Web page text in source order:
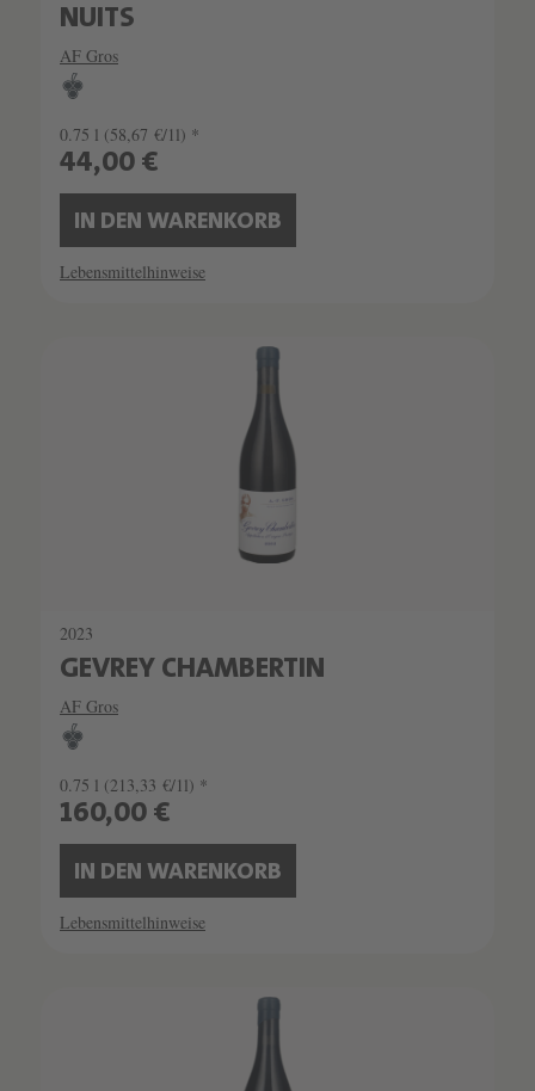
NUITS
AF Gros
0.75 l (58,67 €/1l) *
44,00 €
IN DEN WARENKORB
Lebensmittelhinweise
2023
GEVREY CHAMBERTIN
AF Gros
0.75 l (213,33 €/1l) *
160,00 €
IN DEN WARENKORB
Lebensmittelhinweise